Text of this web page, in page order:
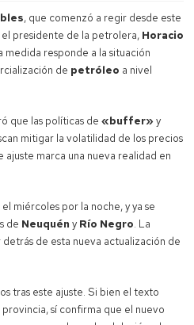
, que comenzó a regir desde este
presidente de la petrolera, Horacio
medida responde a la situación
de petróleo a nivel
que las políticas de «buffer»y
mitigar la volatilidad de los precios
marca una nueva realidad en
miércoles por la noche, y ya se
de Neuquén y Río Negro. La
de esta nueva actualización de
tras este ajuste. Si bien el texto
sí confirma que el nuevo